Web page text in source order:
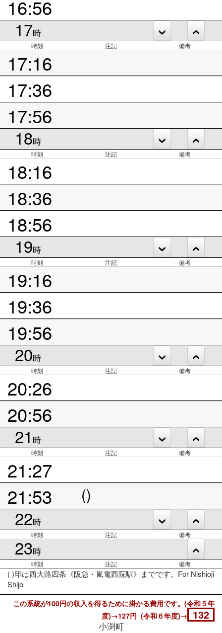
16:56
17時
時刻 注記 備考
17:16
17:36
17:56
18時
時刻 注記 備考
18:16
18:36
18:56
19時
時刻 注記 備考
19:16
19:36
19:56
20時
時刻 注記 備考
20:26
20:56
21 時
時刻 注記 備考
21:27
21:53
()
22時
時刻 注記 備考
23時
時刻 注記 備考
( )印は西大路四条《阪急・嵐電西院駅》までです。For Nishioji
Shijo
この系統が100円の収入を得るために掛かる費用です。(令和５年
度)→127円 (令和６年度)→
132
小渕町